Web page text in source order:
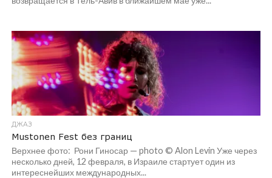
ДЖАЗ
Mustonen Fest без границ
Верхнее фото: Рони Гиносар — photo © Alon Levin Уже через
несколько дней, 12 февраля, в Израиле стартует один из
интереснейших международных...